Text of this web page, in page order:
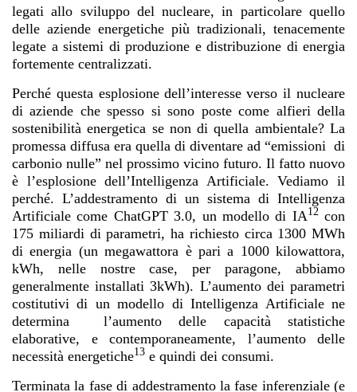
legati allo sviluppo del nucleare, in particolare quello
delle aziende energetiche più tradizionali, tenacemente
legate a sistemi di produzione e distribuzione di energia
fortemente centralizzati.
Perché questa esplosione dell’interesse verso il nucleare
di aziende che spesso si sono poste come alfieri della
sostenibilità energetica se non di quella ambientale? La
promessa diffusa era quella di diventare ad “emissioni di
carbonio nulle” nel prossimo vicino futuro. Il fatto nuovo
è l’esplosione dell’Intelligenza Artificiale. Vediamo il
perché. L’addestramento di un sistema di Intelligenza
Artificiale come ChatGPT 3.0, un modello di IA 12con
175 miliardi di parametri, ha richiesto circa 1300 MWh
di energia (un megawattora è pari a 1000 kilowattora,
kWh, nelle nostre case, per paragone, abbiamo
generalmente installati 3kWh). L’aumento dei parametri
costitutivi di un modello di Intelligenza Artificiale ne
determina l’aumento delle capacità statistiche
elaborative, e contemporaneamente, l’aumento delle
necessità energetiche13 e quindi dei consumi.
Terminata la fase di addestramento la fase inferenziale (e